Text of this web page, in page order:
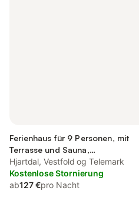
Ferienhaus für 9 Personen, mit
Terrasse und Sauna,
kinderfreundlich
Hjartdal, Vestfold og Telemark
Kostenlose Stornierung
ab127 €pro Nacht